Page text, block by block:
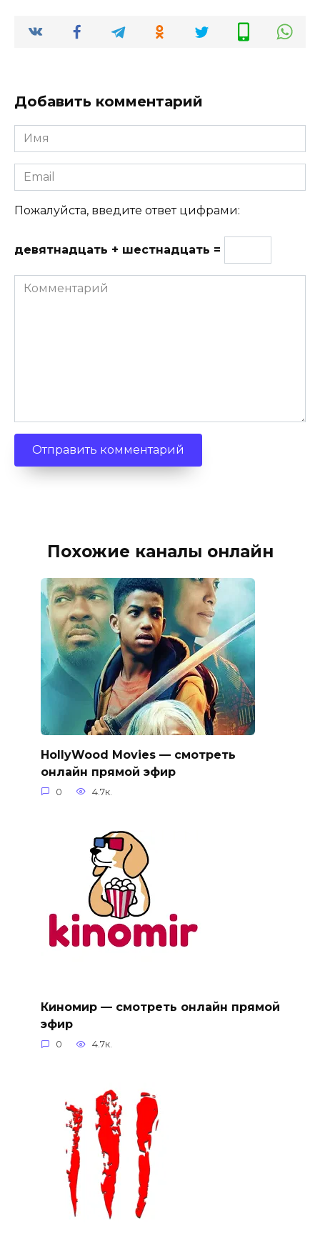
Добавить комментарий
Имя
Email
Пожалуйста, введите ответ цифрами:
девятнадцать + шестнадцать =
Комментарий
Похожие каналы онлайн
HollyWood Movies — смотреть
онлайн прямой эфир
0 4.7к.
Киномир — смотреть онлайн прямой
эфир
0 4.7к.